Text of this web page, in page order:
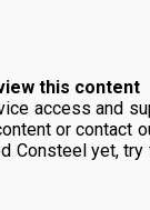
this content
access and
or contact
Consteel yet,